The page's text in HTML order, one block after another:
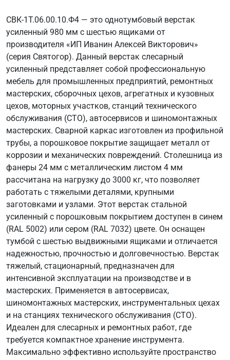
СВК-1Т.06.00.10.Ф4 — это однотумбовый верстак
усиленный 980 мм с шестью ящиками от
производителя «ИП Иванин Алексей Викторович»
(серия Святогор). Данный верстак слесарный
усиленный представляет собой профессиональную
мебель для промышленных предприятий, ремонтных
мастерских, сборочных цехов, агрегатных и кузовных
цехов, моторных участков, станций технического
обслуживания (СТО), автосервисов и шиномонтажных
мастерских. Сварной каркас изготовлен из профильной
трубы, а порошковое покрытие защищает металл от
коррозии и механических повреждений. Столешница из
фанеры 24 мм с металлическим листом 4 мм
рассчитана на нагрузку до 3000 кг, что позволяет
работать с тяжелыми деталями, крупными
заготовками и узлами. Этот верстак стальной
усиленный с порошковым покрытием доступен в синем
(RAL 5002) или сером (RAL 7032) цвете. Он оснащен
тумбой с шестью выдвижными ящиками и отличается
надежностью, прочностью и долговечностью. Верстак
тяжелый, стационарный, предназначен для
интенсивной эксплуатации на производстве и в
мастерских. Применяется в автосервисах,
шиномонтажных мастерских, инструментальных цехах
и на станциях технического обслуживания (СТО).
Идеален для слесарных и ремонтных работ, где
требуется компактное хранение инструмента.
Максимально эффективно используйте пространство